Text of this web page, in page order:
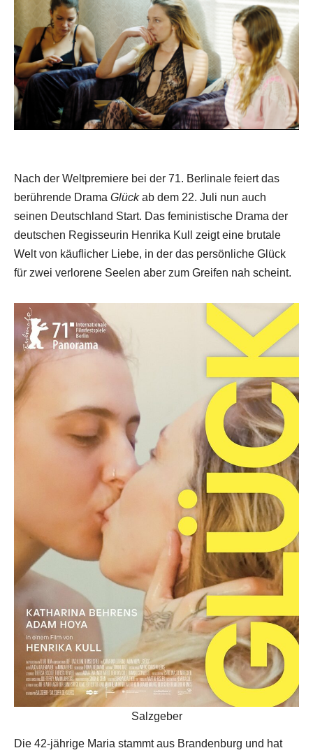
Nach der Weltpremiere bei der 71. Berlinale feiert das
berührende Drama Glückab dem 22. Juli nun auch
seinen Deutschland Start. Das feministische Drama der
deutschen Regisseurin Henrika Kull zeigt eine brutale
Welt von käuflicher Liebe, in der das persönliche Glück
für zwei verlorene Seelen aber zum Greifen nah scheint.
Salzgeber
Die 42-jährige Maria stammt aus Brandenburg und hat